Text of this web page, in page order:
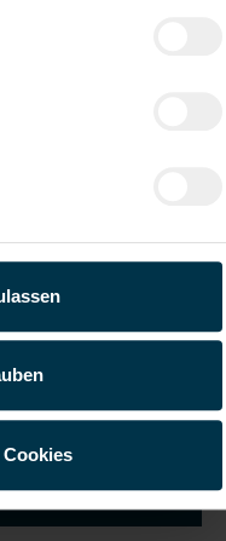
Daten im
die Dauer von drei